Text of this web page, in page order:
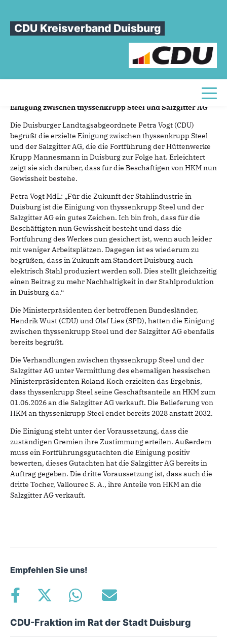
CDU Kreisverband Duisburg
Sie sind hier
Duisburg“
„WichtigesZeichen
StahlstandortDuisburg“
Einigung zwischen thyssenkrupp Steel und Salzgitter AG
Die Duisburger Landtagsabgeordnete Petra Vogt (CDU)
begrüßt die erzielte Einigung zwischen thyssenkrupp Steel
und der Salzgitter AG, die die Fortführung der Hüttenwerke
Krupp Mannesmann in Duisburg zur Folge hat. Erleichtert
zeigt sie sich darüber, dass für die Beschäftigen von HKM nun
Gewissheit bestehe.
Petra Vogt MdL: „Für die Zukunft der Stahlindustrie in
Duisburg ist die Einigung von thyssenkrupp Steel und der
Salzgitter AG ein gutes Zeichen. Ich bin froh, dass für die
Beschäftigten nun Gewissheit besteht und dass die
Fortführung des Werkes nun gesichert ist, wenn auch leider
mit weniger Arbeitsplätzen. Dagegen ist es wiederum zu
begrüßen, dass in Zukunft am Standort Duisburg auch
elektrisch Stahl produziert werden soll. Dies stellt gleichzeitig
einen Beitrag zu mehr Nachhaltigkeit in der Stahlproduktion
in Duisburg da.“
Die Ministerpräsidenten der betroffenen Bundesländer,
Hendrik Wüst (CDU) und Olaf Lies (SPD), hatten die Einigung
zwischen thyssenkrupp Steel und der Salzgitter AG ebenfalls
bereits begrüßt.
Die Verhandlungen zwischen thyssenkrupp Steel und der
Salzgitter AG unter Vermittlung des ehemaligen hessischen
Ministerpräsidenten Roland Koch erzielten das Ergebnis,
dass thyssenkrupp Steel seine Geschäftsanteile an HKM zum
01.06.2026 an die Salzgitter AG verkauft. Die Belieferung von
HKM an thyssenkrupp Steel endet bereits 2028 anstatt 2032.
Die Einigung steht unter der Voraussetzung, dass die
zuständigen Gremien ihre Zustimmung erteilen. Außerdem
muss ein Fortführungsgutachten die Einigung positiv
bewerten, dieses Gutachten hat die Salzgitter AG bereits in
Auftrag gegeben. Die dritte Voraussetzung ist, dass auch die
dritte Tocher, Vallourec S. A., ihre Anteile von HKM an die
Salzgitter AG verkauft.
Empfehlen Sie uns!
CDU-Fraktion im Rat der Stadt Duisburg